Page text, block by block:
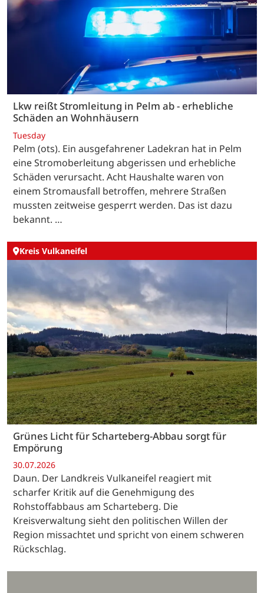
Lkw reißt Stromleitung in Pelm ab - erhebliche
Schäden an Wohnhäusern
Tuesday
Pelm (ots). Ein ausgefahrener Ladekran hat in Pelm
eine Stromoberleitung abgerissen und erhebliche
Schäden verursacht. Acht Haushalte waren von
einem Stromausfall betroffen, mehrere Straßen
mussten zeitweise gesperrt werden. Das ist dazu
bekannt. …
Kreis Vulkaneifel
Grünes Licht für Scharteberg-Abbau sorgt für
Empörung
30.07.2026
Daun. Der Landkreis Vulkaneifel reagiert mit
scharfer Kritik auf die Genehmigung des
Rohstoffabbaus am Scharteberg. Die
Kreisverwaltung sieht den politischen Willen der
Region missachtet und spricht von einem schweren
Rückschlag.